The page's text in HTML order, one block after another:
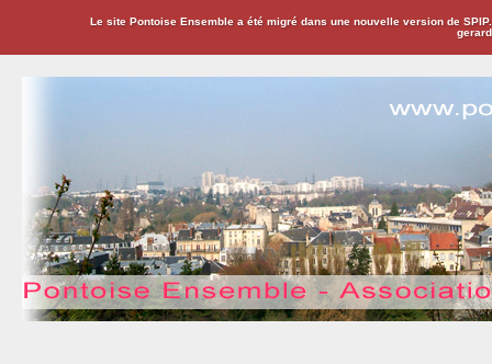
Le site Pontoise Ensemble a été migré dans une nouvelle version de